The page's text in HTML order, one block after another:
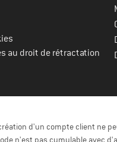
au droit de rétractation
d'un compte client ne
n'est pas cumulable avec